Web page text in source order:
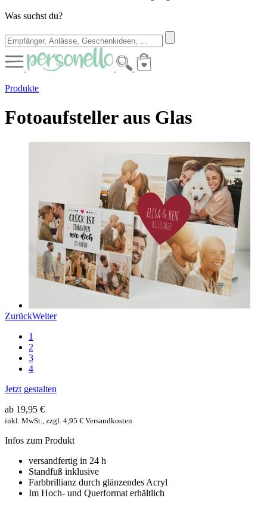
Was suchst du?
Produkte
Fotoaufsteller aus Glas
ZurückWeiter
1
2
3
4
Jetzt gestalten
ab 19,95 €
inkl. MwSt., zzgl. 4,95 € Versandkosten
Infos zum Produkt
versandfertig in 24 h
Standfuß inklusive
Farbbrillianz durch glänzendes Acryl
Im Hoch- und Querformat erhältlich